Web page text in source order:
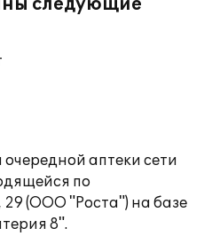
следующие
аптеки сети
по
(ООО "Роста") на базе
8".